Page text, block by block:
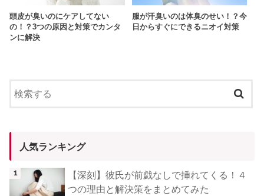
頭皮が臭いのにケアしてない
の！？3つの原因と対策でカンタ
ンに解決
服が汗臭いのは体臭のせい！？今
日からすぐにできるニオイ対策
人気ランキング
【深刻】彼氏が前戯なしで挿れてくる！４
つの理由と解決策をまとめてみた